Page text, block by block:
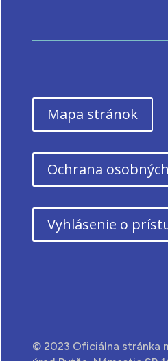
Mapa stránok
Ochrana
Vyhlásenie o
© 2023 Oficiálna stránka